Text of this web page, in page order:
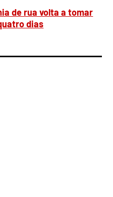
de rua volta a tomar
dias